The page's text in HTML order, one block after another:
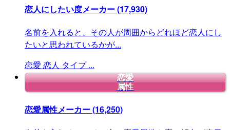
恋人にしたい度メーカー(17,930)
名前を入れると、その人が周囲からどれほど恋人にし
たいと思われているかが...
恋愛 恋人 タイプ ...
恋愛
属性
恋愛属性メーカー(16,250)